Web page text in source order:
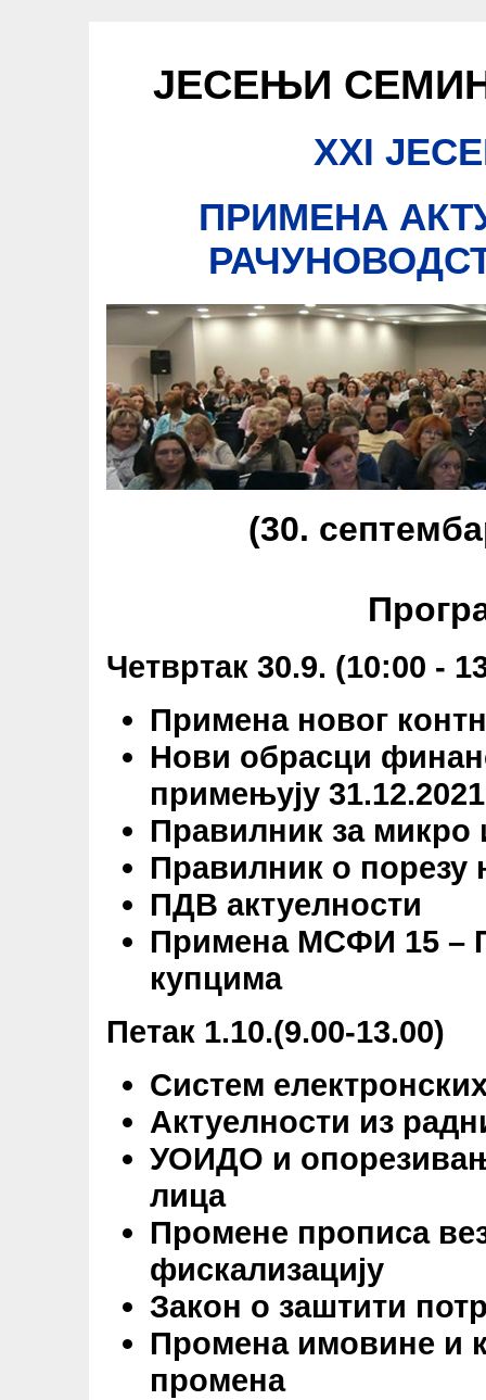
ЈЕСЕЊИ
XXI
ПРИМЕНА
(30.
Четвртак 30.9. (10:00 -
Примена новог
Нови обрасци
примењују
Правилник за микро
Правилник о порезу
ПДВ актуелности
Примена МСФИ 15 –
купцима
Петак 1.10.(9.00-13.00)
Систем
Актуелности из
УОИДО и о
лица
Промене прописа
фискализацију
Закон о заштити
Промена имовине и
промена